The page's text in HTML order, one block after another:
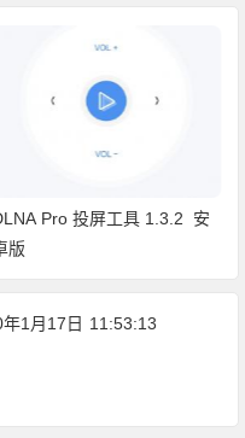
Pro 投屏工具 1.3.2 安
版
1月17日 11:53:13